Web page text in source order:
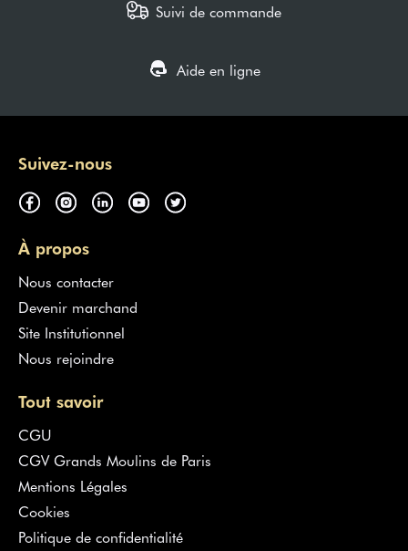
Suivi de commande
Aide en ligne
Suivez-nous
À propos
Nous contacter
Devenir marchand
Site Institutionnel
Nous rejoindre
Tout savoir
CGU
CGV Grands Moulins de Paris
Mentions Légales
Cookies
Politique de confidentialité